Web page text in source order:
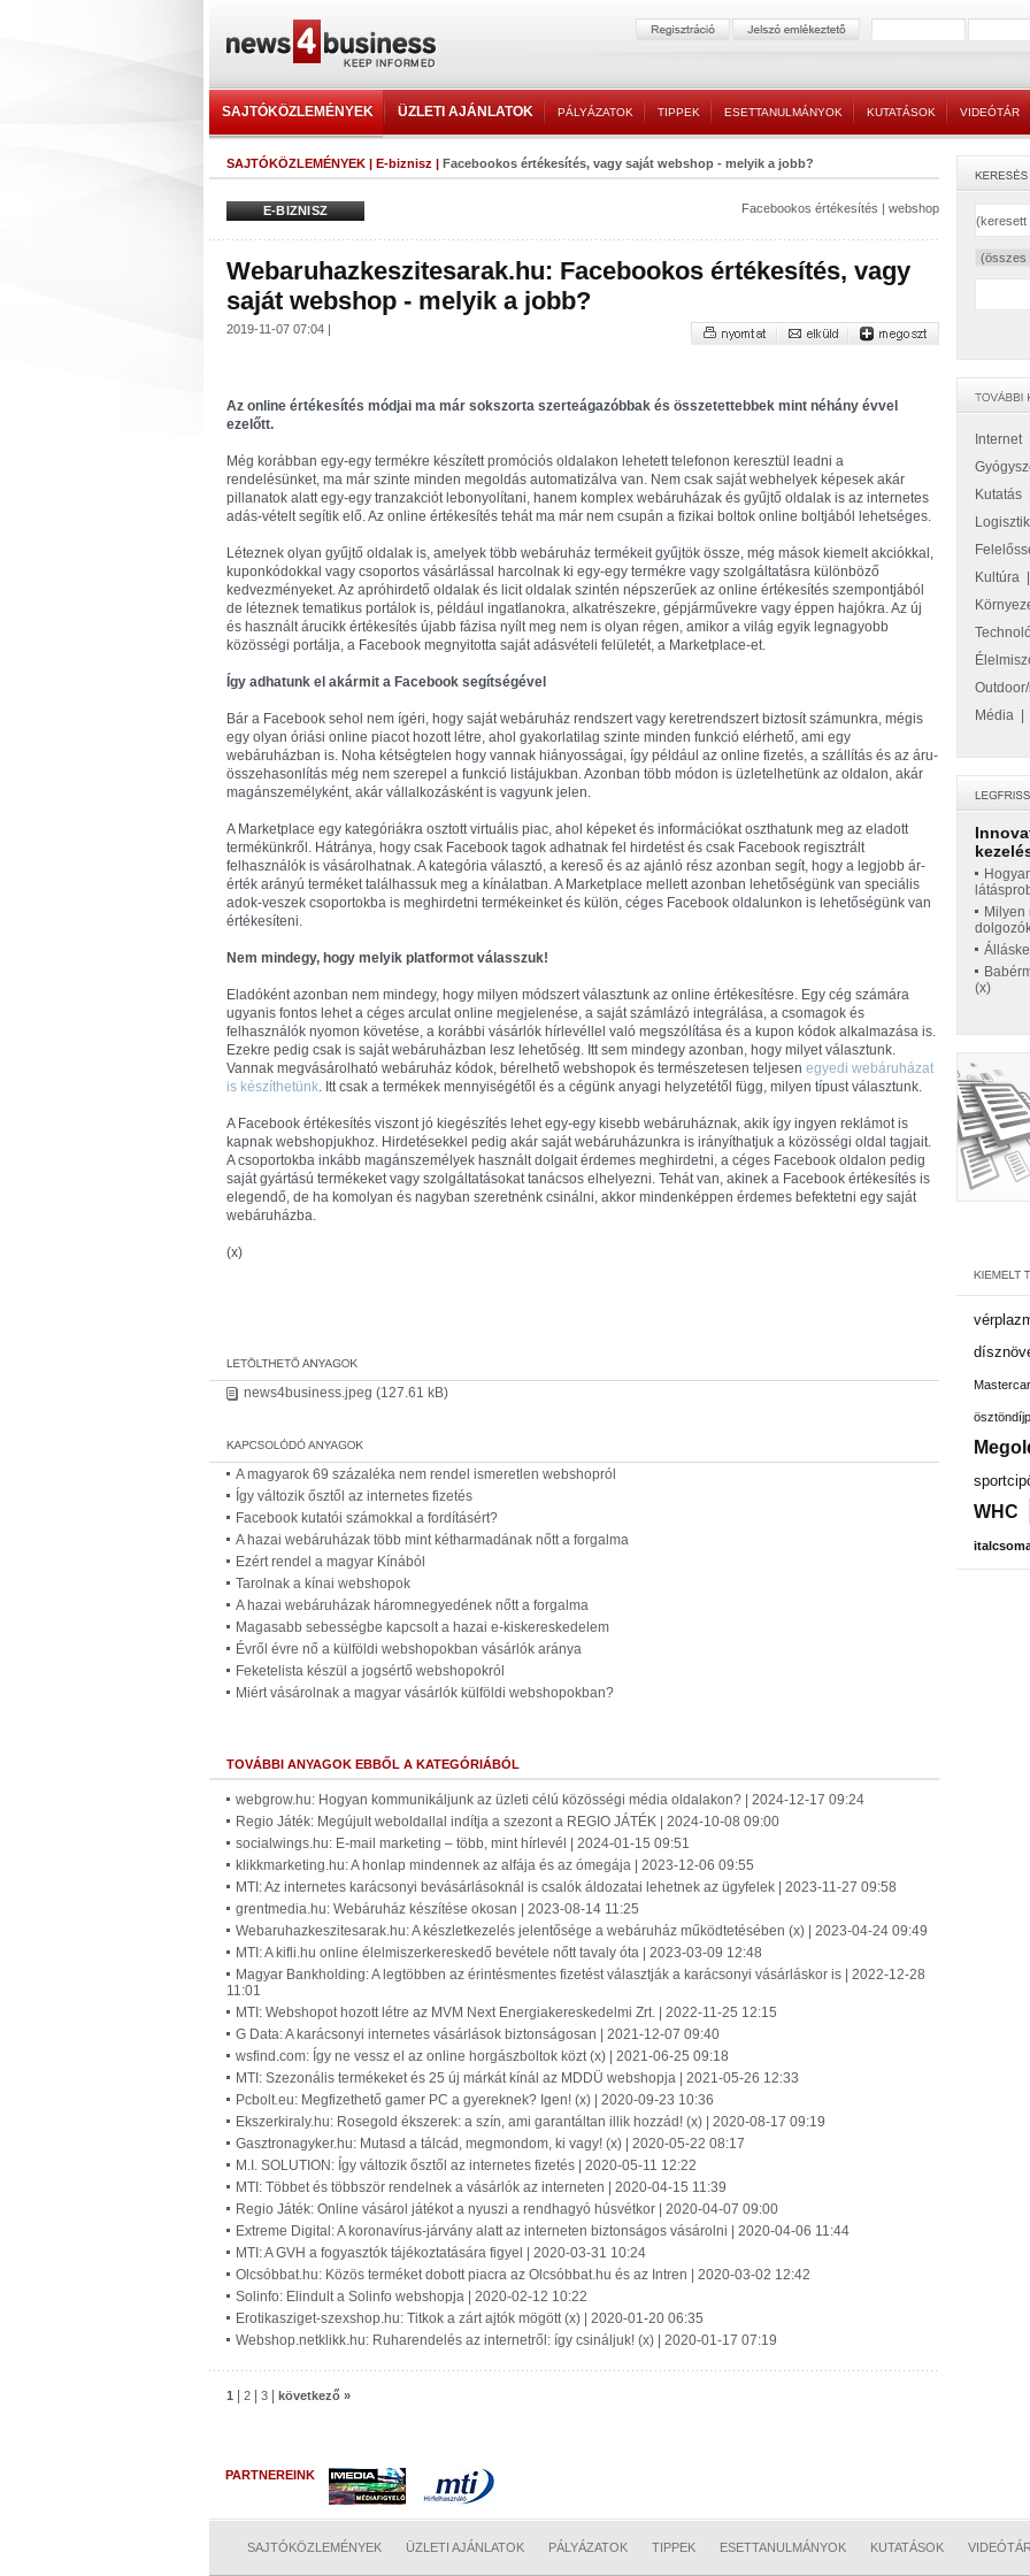
SAJTÓKÖZLEMÉNYEK ÜZLETI AJÁNLATOK PÁLYÁZATOK TIPPEK ESETTANULMÁNYOK KUTATÁSOK VIDEÓTÁR
SAJTÓKÖZLEMÉNYEK | E-biznisz | Facebookos értékesítés, vagy saját webshop - melyik a jobb?
E-BIZNISZ Facebookos értékesítés | webshop
Webaruhazkeszitesarak.hu: Facebookos értékesítés, vagy
saját webshop - melyik a jobb?
2019-11-07 07:04 |
Az online értékesítés módjai ma már sokszorta szerteágazóbbak és összetettebbek mint néhány évvel
ezelőtt.
Még korábban egy-egy termékre készített promóciós oldalakon lehetett telefonon keresztül leadni a
rendelésünket, ma már szinte minden megoldás automatizálva van. Nem csak saját webhelyek képesek akár
pillanatok alatt egy-egy tranzakciót lebonyolítani, hanem komplex webáruházak és gyűjtő oldalak is az internetes
adás-vételt segítik elő. Az online értékesítés tehát ma már nem csupán a fizikai boltok online boltjából lehetséges.
Léteznek olyan gyűjtő oldalak is, amelyek több webáruház termékeit gyűjtök össze, még mások kiemelt akciókkal,
kuponkódokkal vagy csoportos vásárlással harcolnak ki egy-egy termékre vagy szolgáltatásra különböző
kedvezményeket. Az apróhirdető oldalak és licit oldalak szintén népszerűek az online értékesítés szempontjából
de léteznek tematikus portálok is, például ingatlanokra, alkatrészekre, gépjárművekre vagy éppen hajókra. Az új
és használt árucikk értékesítés újabb fázisa nyílt meg nem is olyan régen, amikor a világ egyik legnagyobb
közösségi portálja, a Facebook megnyitotta saját adásvételi felületét, a Marketplace-et.
Így adhatunk el akármit a Facebook segítségével
Bár a Facebook sehol nem ígéri, hogy saját webáruház rendszert vagy keretrendszert biztosít számunkra, mégis
egy olyan óriási online piacot hozott létre, ahol gyakorlatilag szinte minden funkció elérhető, ami egy
webáruházban is. Noha kétségtelen hogy vannak hiányosságai, így például az online fizetés, a szállítás és az áru-
összehasonlítás még nem szerepel a funkció listájukban. Azonban több módon is üzletelhetünk az oldalon, akár
magánszemélyként, akár vállalkozásként is vagyunk jelen.
A Marketplace egy kategóriákra osztott virtuális piac, ahol képeket és információkat oszthatunk meg az eladott
termékünkről. Hátránya, hogy csak Facebook tagok adhatnak fel hirdetést és csak Facebook regisztrált
felhasználók is vásárolhatnak. A kategória választó, a kereső és az ajánló rész azonban segít, hogy a legjobb ár-
érték arányú terméket találhassuk meg a kínálatban. A Marketplace mellett azonban lehetőségünk van speciális
adok-veszek csoportokba is meghirdetni termékeinket és külön, céges Facebook oldalunkon is lehetőségünk van
értékesíteni.
Nem mindegy, hogy melyik platformot válasszuk!
Eladóként azonban nem mindegy, hogy milyen módszert választunk az online értékesítésre. Egy cég számára
ugyanis fontos lehet a céges arculat online megjelenése, a saját számlázó integrálása, a csomagok és
felhasználók nyomon követése, a korábbi vásárlók hírlevéllel való megszólítása és a kupon kódok alkalmazása is.
Ezekre pedig csak is saját webáruházban lesz lehetőség. Itt sem mindegy azonban, hogy milyet választunk.
Vannak megvásárolható webáruház kódok, bérelhető webshopok és természetesen teljesen egyedi webáruházat
is készíthetünk. Itt csak a termékek mennyiségétől és a cégünk anyagi helyzetétől függ, milyen típust választunk.
A Facebook értékesítés viszont jó kiegészítés lehet egy-egy kisebb webáruháznak, akik így ingyen reklámot is
kapnak webshopjukhoz. Hirdetésekkel pedig akár saját webáruházunkra is irányíthatjuk a közösségi oldal tagjait.
A csoportokba inkább magánszemélyek használt dolgait érdemes meghirdetni, a céges Facebook oldalon pedig
saját gyártású termékeket vagy szolgáltatásokat tanácsos elhelyezni. Tehát van, akinek a Facebook értékesítés is
elegendő, de ha komolyan és nagyban szeretnénk csinálni, akkor mindenképpen érdemes befektetni egy saját
webáruházba.
(x)
news4business.jpeg (127.61 kB)
A magyarok 69 százaléka nem rendel ismeretlen webshopról
Így változik ősztől az internetes fizetés
Facebook kutatói számokkal a fordításért?
A hazai webáruházak több mint kétharmadának nőtt a forgalma
Ezért rendel a magyar Kínából
Tarolnak a kínai webshopok
A hazai webáruházak háromnegyedének nőtt a forgalma
Magasabb sebességbe kapcsolt a hazai e-kiskereskedelem
Évről évre nő a külföldi webshopokban vásárlók aránya
Feketelista készül a jogsértő webshopokról
Miért vásárolnak a magyar vásárlók külföldi webshopokban?
TOVÁBBI ANYAGOK EBBŐL A KATEGÓRIÁBÓL
webgrow.hu: Hogyan kommunikáljunk az üzleti célú közösségi média oldalakon? | 2024-12-17 09:24
Regio Játék: Megújult weboldallal indítja a szezont a REGIO JÁTÉK | 2024-10-08 09:00
socialwings.hu: E-mail marketing – több, mint hírlevél | 2024-01-15 09:51
klikkmarketing.hu: A honlap mindennek az alfája és az ómegája | 2023-12-06 09:55
MTI: Az internetes karácsonyi bevásárlásoknál is csalók áldozatai lehetnek az ügyfelek | 2023-11-27 09:58
grentmedia.hu: Webáruház készítése okosan | 2023-08-14 11:25
Webaruhazkeszitesarak.hu: A készletkezelés jelentősége a webáruház működtetésében (x) | 2023-04-24 09:49
MTI: A kifli.hu online élelmiszerkereskedő bevétele nőtt tavaly óta | 2023-03-09 12:48
Magyar Bankholding: A legtöbben az érintésmentes fizetést választják a karácsonyi vásárláskor is | 2022-12-28
11:01
MTI: Webshopot hozott létre az MVM Next Energiakereskedelmi Zrt. | 2022-11-25 12:15
G Data: A karácsonyi internetes vásárlások biztonságosan | 2021-12-07 09:40
wsfind.com: Így ne vessz el az online horgászboltok közt (x) | 2021-06-25 09:18
MTI: Szezonális termékeket és 25 új márkát kínál az MDDÜ webshopja | 2021-05-26 12:33
Pcbolt.eu: Megfizethető gamer PC a gyereknek? Igen! (x) | 2020-09-23 10:36
Ekszerkiraly.hu: Rosegold ékszerek: a szín, ami garantáltan illik hozzád! (x) | 2020-08-17 09:19
Gasztronagyker.hu: Mutasd a tálcád, megmondom, ki vagy! (x) | 2020-05-22 08:17
M.I. SOLUTION: Így változik ősztől az internetes fizetés | 2020-05-11 12:22
MTI: Többet és többször rendelnek a vásárlók az interneten | 2020-04-15 11:39
Regio Játék: Online vásárol játékot a nyuszi a rendhagyó húsvétkor | 2020-04-07 09:00
Extreme Digital: A koronavírus-járvány alatt az interneten biztonságos vásárolni | 2020-04-06 11:44
MTI: A GVH a fogyasztók tájékoztatására figyel | 2020-03-31 10:24
Olcsóbbat.hu: Közös terméket dobott piacra az Olcsóbbat.hu és az Intren | 2020-03-02 12:42
Solinfo: Elindult a Solinfo webshopja | 2020-02-12 10:22
Erotikasziget-szexshop.hu: Titkok a zárt ajtók mögött (x) | 2020-01-20 06:35
Webshop.netklikk.hu: Ruharendelés az internetről: így csináljuk! (x) | 2020-01-17 07:19
1 2 3 következő »
Internet|
Kutatás
Kultúra
Média
Milyen
(x)
WHC |
PARTNEREINK
SAJTÓKÖZLEMÉNYEK ÜZLETI AJÁNLATOK PÁLYÁZATOK TIPPEK ESETTANULMÁNYOK KUTATÁSOK VIDEÓTÁR